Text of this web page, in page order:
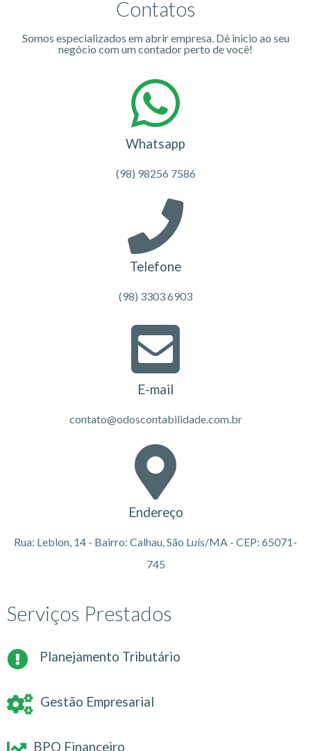
Contatos
Somos especializados em abrir empresa. Dê inicio ao seu
negócio com um contador perto de você!
Whatsapp
(98) 98256 7586
Telefone
(98) 3303 6903
E-mail
contato@odoscontabilidade.com.br
Endereço
Rua: Leblon, 14 - Bairro: Calhau, São Luís/MA - CEP: 65071-
745
Serviços Prestados
Planejamento Tributário
Gestão Empresarial
BPO Financeiro